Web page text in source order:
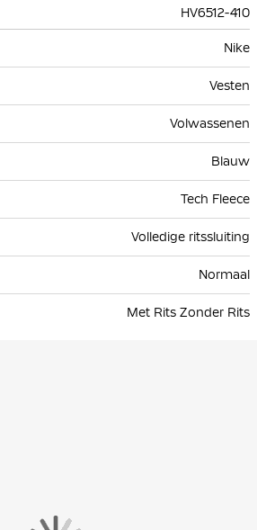
HV6512-410
Nike
Vesten
Volwassenen
Blauw
Tech Fleece
Volledige ritssluiting
Normaal
Met Rits Zonder Rits